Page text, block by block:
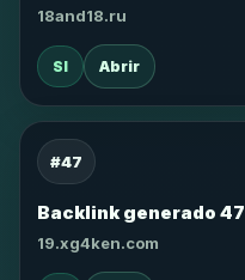
18and18.ru
SI Abrir
#47
Backlink generado 47
19.xg4ken.com